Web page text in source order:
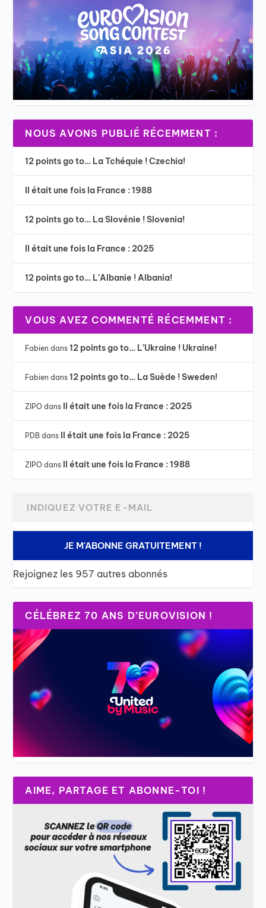
NOUS AVONS PUBLIÉ RÉCEMMENT :
12 points go to… La Tchéquie ! Czechia!
Il était une fois la France : 1988
12 points go to… La Slovénie ! Slovenia!
Il était une fois la France : 2025
12 points go to… L’Albanie ! Albania!
VOUS AVEZ COMMENTÉ RÉCEMMENT :
Fabien dans12 points go to… L’Ukraine ! Ukraine!
Fabien dans12 points go to… La Suède ! Sweden!
ZIPO dans Il était une fois la France : 2025
PDB dans Il était une fois la France : 2025
ZIPO dans Il était une fois la France : 1988
JE M'ABONNE GRATUITEMENT !
Rejoignez les 957 autres abonnés
CÉLÉBREZ 70 ANS D’EUROVISION !
AIME, PARTAGE ET ABONNE-TOI !